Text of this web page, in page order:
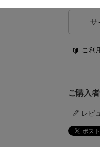
サ
ご利
ご購入
レビ